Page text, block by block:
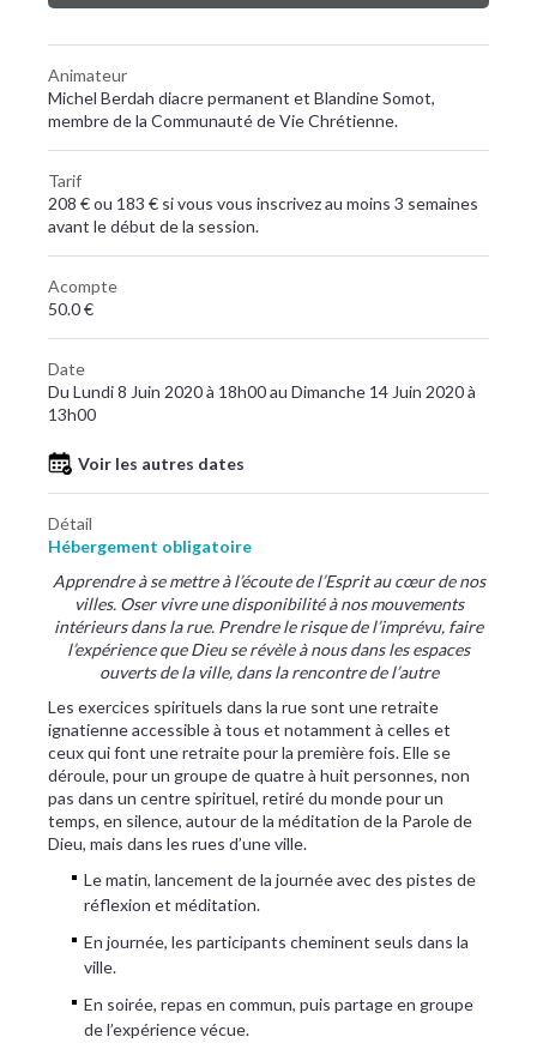
Animateur
Michel Berdah diacre permanent et Blandine Somot,
membre de la Communauté de Vie Chrétienne.
Tarif
208 € ou 183 € si vous vous inscrivez au moins 3 semaines
avant le début de la session.
Acompte
50.0 €
Date
Du Lundi 8 Juin 2020 à 18h00 au Dimanche 14 Juin 2020 à
13h00
Voir les autres dates
Détail
Hébergement obligatoire
Apprendre à se mettre à l’écoute de l’Esprit au cœur de nos
villes. Oser vivre une disponibilité à nos mouvements
intérieurs dans la rue. Prendre le risque de l’imprévu, faire
l’expérience que Dieu se révèle à nous dans les espaces
ouverts de la ville, dans la rencontre de l’autre
Les exercices spirituels dans la rue sont une retraite
ignatienne accessible à tous et notamment à celles et
ceux qui font une retraite pour la première fois. Elle se
déroule, pour un groupe de quatre à huit personnes, non
pas dans un centre spirituel, retiré du monde pour un
temps, en silence, autour de la méditation de la Parole de
Dieu, mais dans les rues d’une ville.
Le matin, lancement de la journée avec des pistes de
réflexion et méditation.
En journée, les participants cheminent seuls dans la
ville.
En soirée, repas en commun, puis partage en groupe
de l’expérience vécue.